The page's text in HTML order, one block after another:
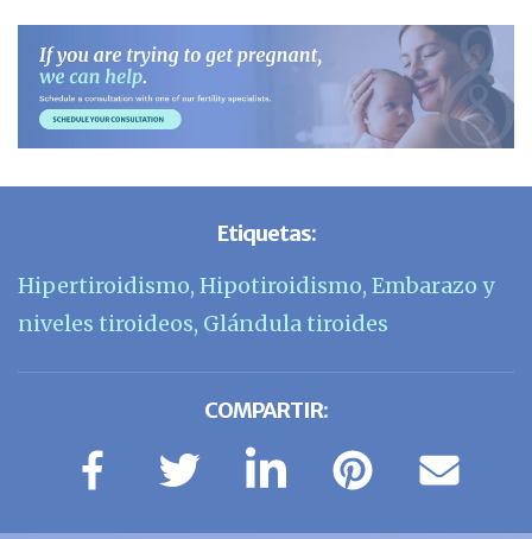
Etiquetas:
Hipertiroidismo, Hipotiroidismo, Embarazo y
niveles tiroideos, Glándula tiroides
COMPARTIR: